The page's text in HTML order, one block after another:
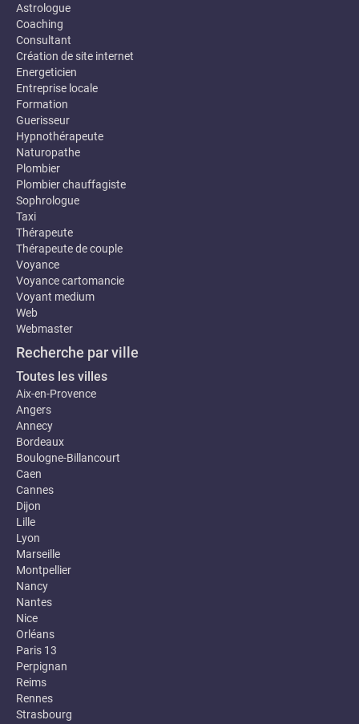
Astrologue
Coaching
Consultant
Création de site internet
Energeticien
Entreprise locale
Formation
Guerisseur
Hypnothérapeute
Naturopathe
Plombier
Plombier chauffagiste
Sophrologue
Taxi
Thérapeute
Thérapeute de couple
Voyance
Voyance cartomancie
Voyant medium
Web
Webmaster
Recherche par ville
Toutes les villes
Aix-en-Provence
Angers
Annecy
Bordeaux
Boulogne-Billancourt
Caen
Cannes
Dijon
Lille
Lyon
Marseille
Montpellier
Nancy
Nantes
Nice
Orléans
Paris 13
Perpignan
Reims
Rennes
Strasbourg